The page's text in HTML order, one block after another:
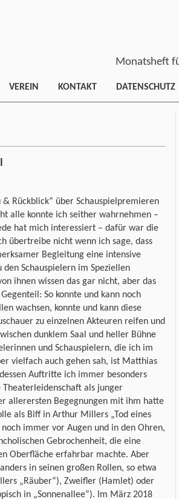
Monatsheft
VEREIN KONTAKT DATENSCHUTZ
Rückblick“ über Schauspielpremieren
alle konnte ich seither wahrnehmen –
hat mich interessiert – dafür war die
übertreibe nicht wenn ich sage, dass
Begleitung eine intensive
den Schauspielern im Speziellen
ihnen wissen das gar nicht, aber das
So konnte und kann noch
wachsen, konnte und kann diese
zu einzelnen Akteuren reifen und
dunklem Saal und heller Bühne
und Schauspielern, die ich im
vielfach auch gehen sah, ist Matthias
Auftritte ich immer besonders
Theaterleidenschaft als junger
allerersten Begegnungen mit ihm hatte
als Biff in Arthur Millers „Tod eines
immer vor Augen und in den Ohren,
Gebrochenheit, die eine
Oberfläche erfahrbar machte. Aber
in seinen großen Rollen, so etwa
„Räuber“), Zweifler (Hamlet) oder
in „Sonnenallee“). Im März 2018